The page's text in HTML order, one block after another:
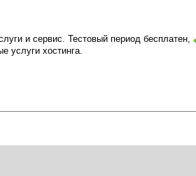
и сервис. Тестовый период бесплатен,
услуги хостинга.